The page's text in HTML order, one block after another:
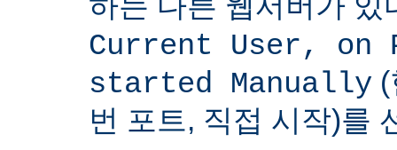
Current User, on
started Manually
번 포트, 직접 시작)를